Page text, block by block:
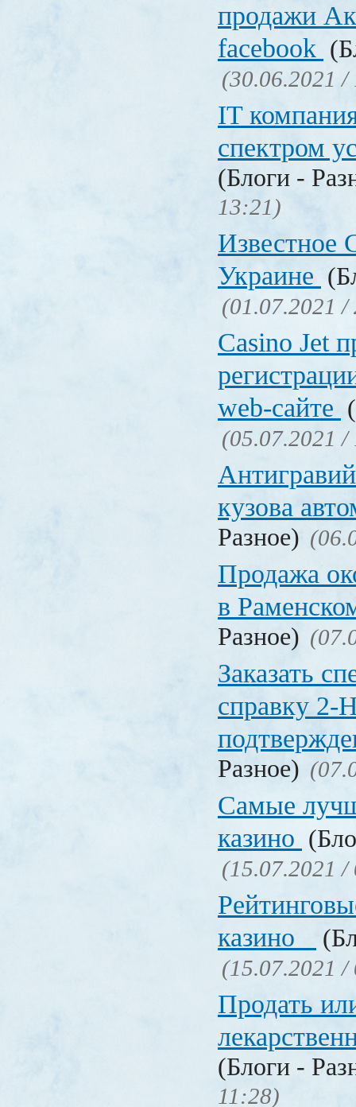
продажи
facebook
(30.06.2021 /
IT
спектром
(Блоги -
13:21)
Известное
Украине
(01.07.2021 /
Сasino Jet
web-сайте
(05.07.2021 /
кузова
Разное)
Продажа
в
Разное)
Заказать
справку
Разное)
Самые
казино
(15.07.2021 /
казино
(15.07.2021 /
Продать
(Блоги -
11:28)